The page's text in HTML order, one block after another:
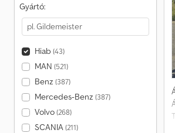
Gyártó:
Hiab (43)
MAN (521)
Benz (387)
Mercedes-Benz (387)
Volvo(268)
SCANIA(211)